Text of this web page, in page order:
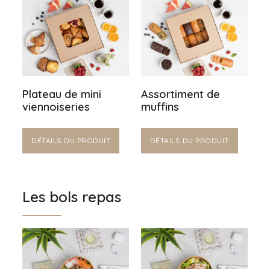
Plateau de mini
viennoiseries
DÉTAILS DU PRODUIT
Assortiment de
muffins
DÉTAILS DU PRODUIT
Les bols repas